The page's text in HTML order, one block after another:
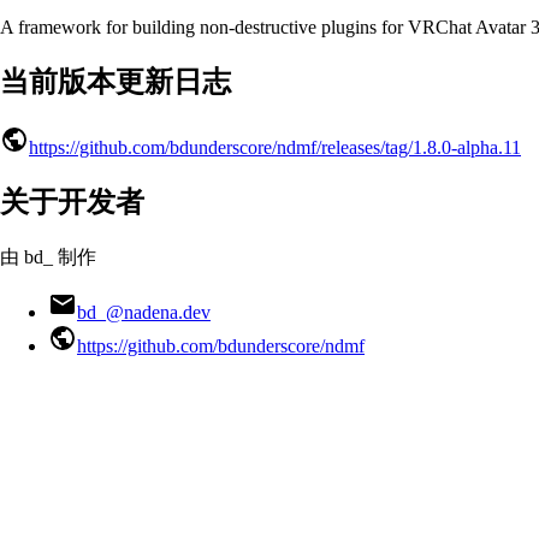
A framework for building non-destructive plugins for VRChat Avatar
当前版本更新日志
https://github.com/bdunderscore/ndmf/releases/tag/1.8.0-alpha.11
关于开发者
由 bd_ 制作
bd_@nadena.dev
https://github.com/bdunderscore/ndmf